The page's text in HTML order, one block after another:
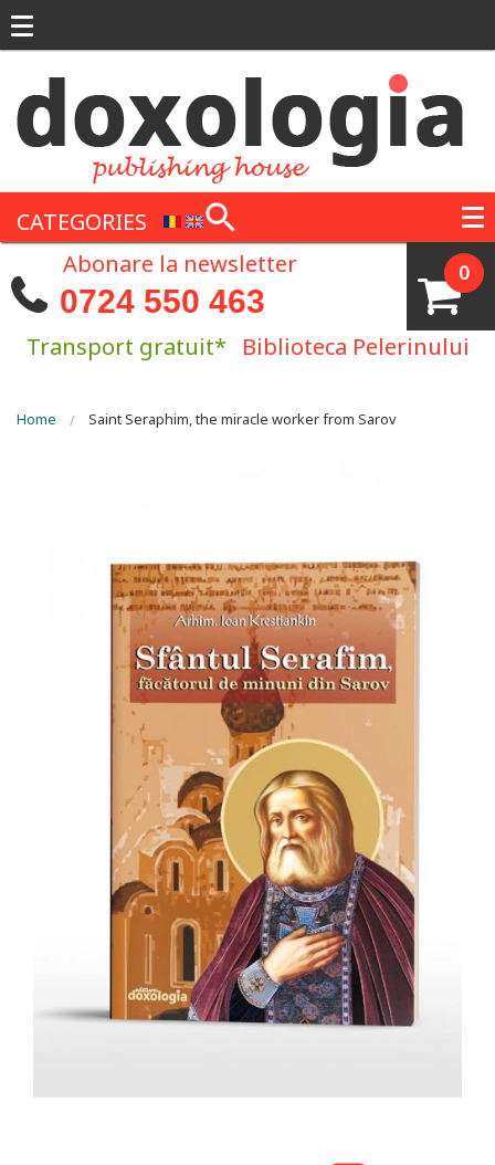
CATEGORIES
0
Abonare la newsletter
0724 550 463
Transport gratuit* Biblioteca Pelerinului
You are here
Home Saint Seraphim, the miracle worker from Sarov